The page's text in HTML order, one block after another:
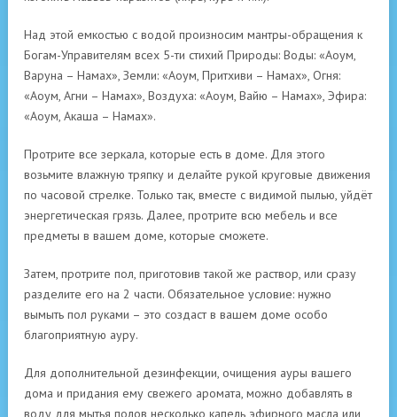
Над этой емкостью с водой произносим мантры-обращения к
Богам-Управителям всех 5-ти стихий Природы: Воды: «Аоум,
Варуна – Намах», Земли: «Аоум, Притхиви – Намах», Огня:
«Аоум, Агни – Намах», Воздуха: «Аоум, Вайю – Намах», Эфира:
«Аоум, Акаша – Намах».
Протрите все зеркала, которые есть в доме. Для этого
возьмите влажную тряпку и делайте рукой круговые движения
по часовой стрелке. Только так, вместе с видимой пылью, уйдёт
энергетическая грязь. Далее, протрите всю мебель и все
предметы в вашем доме, которые сможете.
Затем, протрите пол, приготовив такой же раствор, или сразу
разделите его на 2 части. Обязательное условие: нужно
вымыть пол руками – это создаст в вашем доме особо
благоприятную ауру.
Для дополнительной дезинфекции, очищения ауры вашего
дома и придания ему свежего аромата, можно добавлять в
воду для мытья полов несколько капель эфирного масла или